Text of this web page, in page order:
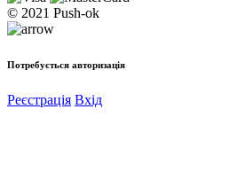
© 2021 Push-ok
Потребується авторизація
Реєстрація Вхід